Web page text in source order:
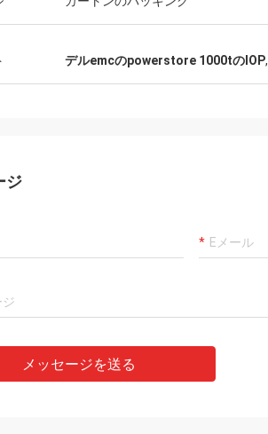
デルemcのpowerstore 1000tのIOP,
ジ
メッセージを送る